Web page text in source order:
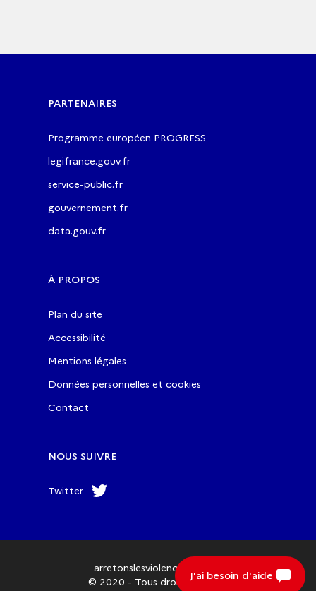
PARTENAIRES
Programme européen PROGRESS
legifrance.gouv.fr
service-public.fr
gouvernement.fr
data.gouv.fr
À PROPOS
Plan du site
Accessibilité
Mentions légales
Données personnelles et cookies
Contact
NOUS SUIVRE
Twitter
arretonslesviolences.gouv.fr
© 2020 - Tous droits réservésJ'ai besoin d'aide